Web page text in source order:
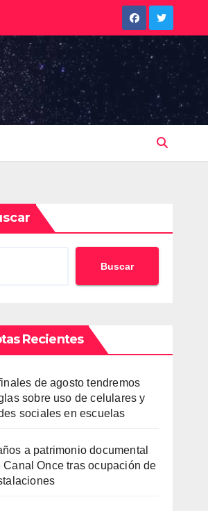
Buscar
Recientes
de agosto tendremos
sobre uso de celulares y
sociales en escuelas
a patrimonio documental
Canal Once tras ocupación de